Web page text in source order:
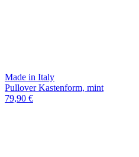
Made in Italy
Pullover Kastenform, mint
79,90 €